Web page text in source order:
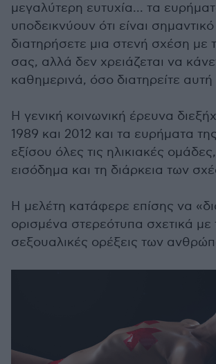
μεγαλύτερη ευτυχία... τα
υποδεικνύουν ότι είναι
διατηρήσετε μια στενή σχέση με
σας, αλλά δεν χρειάζεται να
καθημερινά, όσο διατηρείτε
Η γενική κοινωνική έρευνα
1989 και 2012 και τα ευρήματα
εξίσου όλες τις ηλικιακές
εισόδημα και τη διάρκεια των
Η μελέτη κατάφερε επίσης να
ορισμένα στερεότυπα σχετικά με
σεξουαλικές ορέξεις των